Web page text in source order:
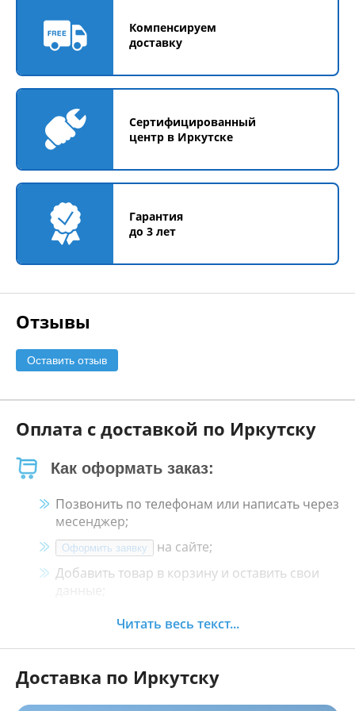
Компенсируем
доставку
Сертифицированный
центр в Иркутске
Гарантия
до 3 лет
Отзывы
Оставить отзыв
Оплата с доставкой по Иркутску
Как оформать заказ:
Позвонить по телефонам или написать через
месенджер;
Оформить заявку
на сайте;
Добавить товар в корзину и оставить свои
данные;
Менеджер свяжется с Вами в течение 30
Как оплатить:
Читать весь текст...
Доставка по Иркутску